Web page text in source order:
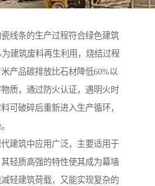
线条的生产过程符合绿色建筑
建筑废料再生利用，烧结过程
产品碳排放比石材降低60%以
物质，通过防火认证，遇明火时
可破碎后重新进入生产循环，
建筑中应用广泛，主要适用于
轻质高强的特性使其成为幕墙
轻建筑荷载，又能实现复杂的